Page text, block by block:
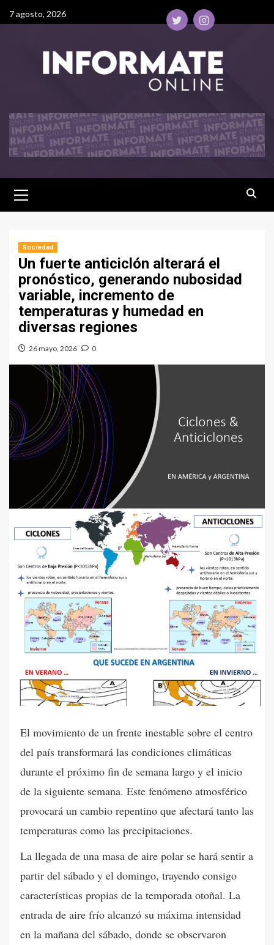
7 agosto, 2026
Sociedad
Un fuerte anticiclón alterará el
pronóstico, generando nubosidad
variable, incremento de
temperaturas y humedad en
diversas regiones
26 mayo, 2026 0
El movimiento de un frente inestable sobre el centro
del país transformará las condiciones climáticas
durante el próximo fin de semana largo y el inicio
de la siguiente semana. Este fenómeno atmosférico
provocará un cambio repentino que afectará tanto las
temperaturas como las precipitaciones.
La llegada de una masa de aire polar se hará sentir a
partir del sábado y el domingo, trayendo consigo
características propias de la temporada otoñal. La
entrada de aire frío alcanzó su máxima intensidad
en la mañana del sábado, donde se observaron